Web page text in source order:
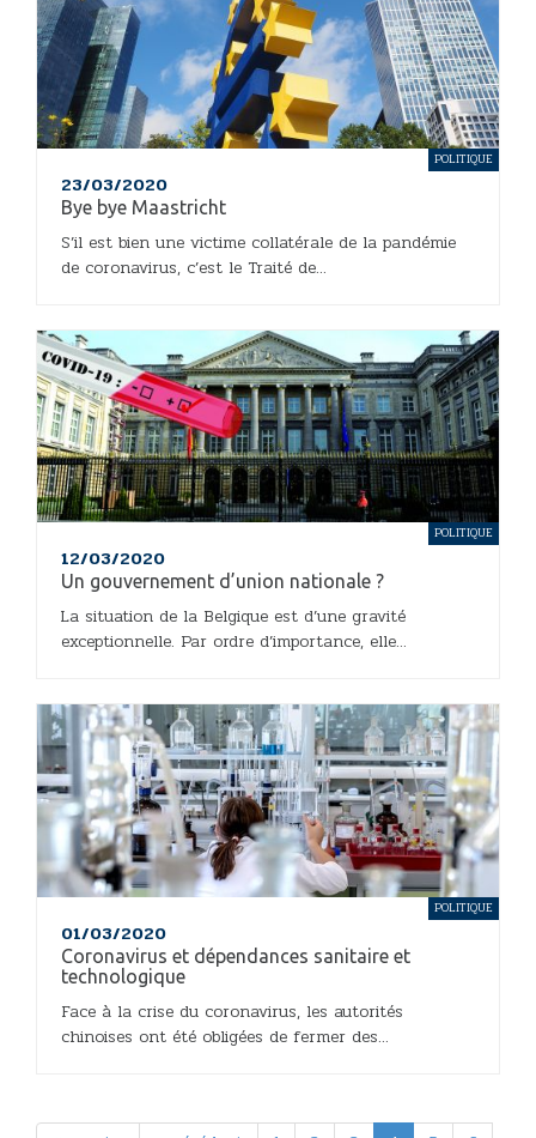
23/03/2020
Bye bye Maastricht
S’il est bien une victime collatérale de la pandémie
de coronavirus, c’est le Traité de...
POLITIQUE
12/03/2020
Un gouvernement d’union nationale ?
La situation de la Belgique est d’une gravité
exceptionnelle. Par ordre d’importance, elle...
POLITIQUE
01/03/2020
Coronavirus et dépendances sanitaire et
technologique
Face à la crise du coronavirus, les autorités
chinoises ont été obligées de fermer des...
POLITIQUE